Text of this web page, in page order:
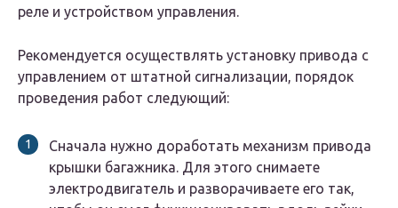
реле и устройством управления.
Рекомендуется осуществлять установку привода с
управлением от штатной сигнализации, порядок
проведения работ следующий:
Сначала нужно доработать механизм привода
крышки багажника. Для этого снимаете
электродвигатель и разворачиваете его так,